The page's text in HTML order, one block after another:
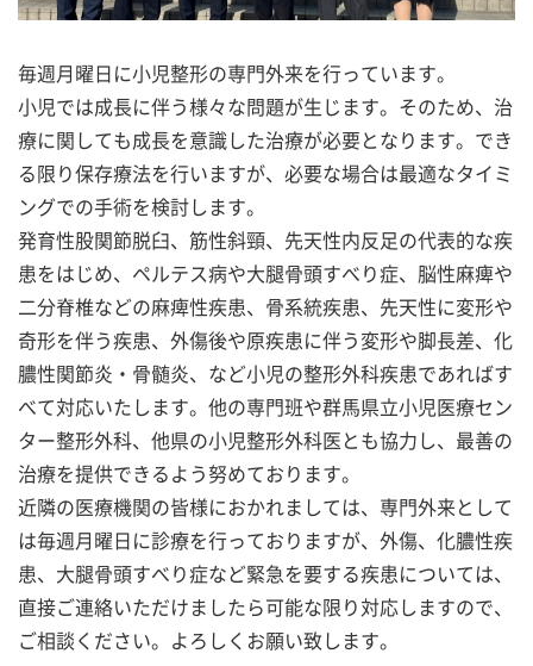
毎週月曜日に小児整形の専門外来を行っています。
小児では成長に伴う様々な問題が生じます。そのため、治
療に関しても成長を意識した治療が必要となります。でき
る限り保存療法を行いますが、必要な場合は最適なタイミ
ングでの手術を検討します。
発育性股関節脱臼、筋性斜頸、先天性内反足の代表的な疾
患をはじめ、ペルテス病や大腿骨頭すべり症、脳性麻痺や
二分脊椎などの麻痺性疾患、骨系統疾患、先天性に変形や
奇形を伴う疾患、外傷後や原疾患に伴う変形や脚長差、化
膿性関節炎・骨髄炎、など小児の整形外科疾患であればす
べて対応いたします。他の専門班や群馬県立小児医療セン
ター整形外科、他県の小児整形外科医とも協力し、最善の
治療を提供できるよう努めております。
近隣の医療機関の皆様におかれましては、専門外来として
は毎週月曜日に診療を行っておりますが、外傷、化膿性疾
患、大腿骨頭すべり症など緊急を要する疾患については、
直接ご連絡いただけましたら可能な限り対応しますので、
ご相談ください。よろしくお願い致します。